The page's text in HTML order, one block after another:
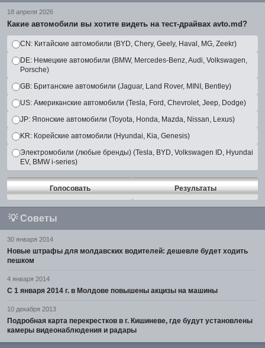
18 апреля 2026
Какие автомобили вы хотите видеть на тест-драйвах avto.md?
CN: Китайские автомобили (BYD, Chery, Geely, Haval, MG, Zeekr)
DE: Немецкие автомобили (BMW, Mercedes-Benz, Audi, Volkswagen,
Porsche)
GB: Британские автомобили (Jaguar, Land Rover, MINI, Bentley)
US: Американские автомобили (Tesla, Ford, Chevrolet, Jeep, Dodge)
JP: Японские автомобили (Toyota, Honda, Mazda, Nissan, Lexus)
KR: Корейские автомобили (Hyundai, Kia, Genesis)
Электромобили (любые бренды) (Tesla, BYD, Volkswagen ID, Hyundai
EV, BMW i-series)
Голосовать Результаты
💡 Советы
30 января 2014
Новые штрафы для молдавских водителей: дешевле будет ходить
пешком
4 января 2014
С 1 января 2014 г. в Молдове повышены акцизы на машины
10 декабря 2013
Подробная карта перекрестков в г. Кишиневе, где будут установлены
камеры видеонаблюдения и радары